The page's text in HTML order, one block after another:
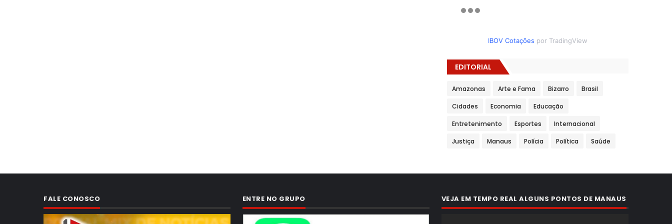
IBOV Cotações por TradingView
EDITORIAL
Amazonas Arte e Fama Bizarro Brasil
Cidades Economia Educação
Entretenimento Esportes Internacional
Justiça Manaus Polícia Política Saúde
FALE CONOSCO ENTRE NO GRUPO VEJA EM TEMPO REAL ALGUNS PONTOS DE MANAUS